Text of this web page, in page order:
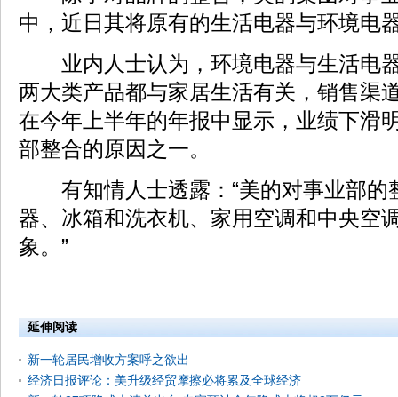
中，近日其将原有的生活电器与环境电
业内人士认为，环境电器与生活电
两大类产品都与家居生活有关，销售渠
在今年上半年的年报中显示，业绩下滑
部整合的原因之一。
有知情人士透露：“美的对事业部的
器、冰箱和洗衣机、家用空调和中央空
象。”
延伸阅读
新一轮居民增收方案呼之欲出
经济日报评论：美升级经贸摩擦必将累及全球经济